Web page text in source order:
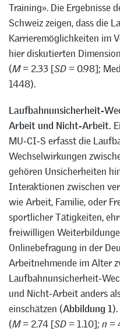
Training». Die Ergebnisse
Schweiz zeigen, dass die
Karrieremöglichkeiten im
hier diskutierten
(M= 2.33 [SD = 0.98];
1448).
Arbeit und Nicht‑Arbeit.
MU‑CI‑S erfasst die
Wechselwirkungen
gehören Unsicherheiten
Interaktionen zwischen
wie Arbeit, Familie, oder
sportlicher Tätigkeiten,
freiwilligen
Onlinebefragung in der
Arbeitnehmende im Alter
und Nicht‑Arbeit anders
einschätzen (Abbildung 1
(M= 2.74 [SD = 1.10]; n =